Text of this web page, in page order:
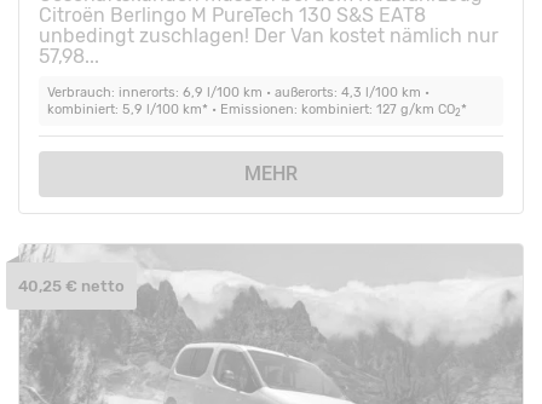
Citroën Berlingo M PureTech 130 S&S EAT8
unbedingt zuschlagen! Der Van kostet nämlich nur
57,98...
Verbrauch: innerorts: 6,9 l/100 km • außerorts: 4,3 l/100 km •
kombiniert: 5,9 l/100 km* • Emissionen: kombiniert: 127 g/km CO2*
MEHR
40,25 € netto